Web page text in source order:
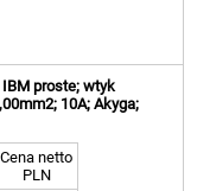
IBM proste; wtyk
10A; Akyga;
Cena netto
PLN